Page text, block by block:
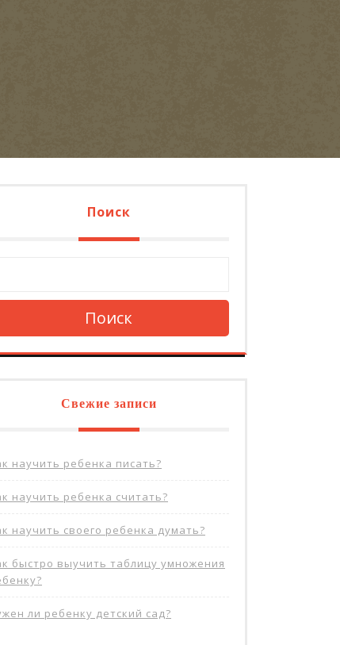
Поиск
Поиск
Свежие записи
научить ребенка писать?
научить ребенка считать?
научить своего ребенка думать?
быстро выучить таблицу умножения
ли ребенку детский сад?